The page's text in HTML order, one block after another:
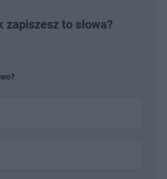
zapiszesz to słowa?